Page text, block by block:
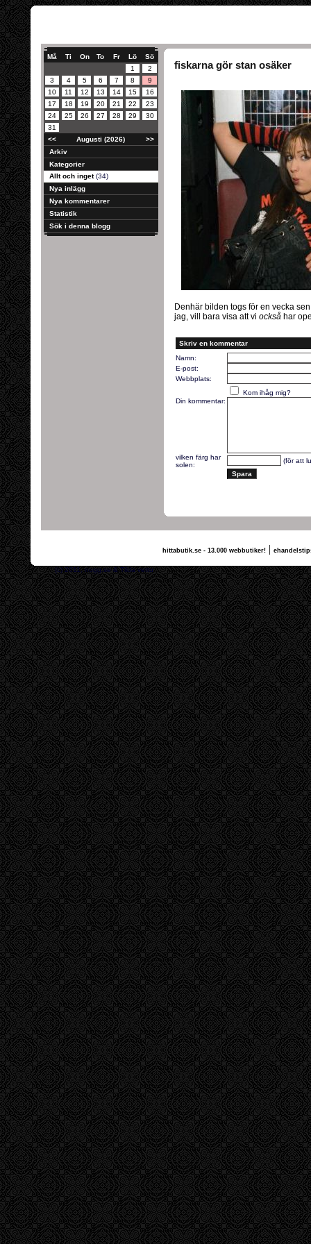
Må Ti On To Fr Lö
Sö
1
2
3
4 5 6 7 8
9
10
11 12 13 14 15
16
17
18 19 20 21 22
23
24
25 26 27 28 29
30
31
<<
Augusti (2026)
>>
Arkiv
Kategorier
Allt och inget(34)
Nya inlägg
Nya kommentarer
Statistik
Sök i denna blogg
fiskarna gör stan osäker
Denhär bilden togs för en vecka
jag, vill bara visa att vi ocksåhar
Skriv en kommentar
Namn:
E-post:
Webbplats:
Kom ihåg mig?
Din kommentar:
vilken färg har
solen:
(för att
hittabutik.se - 13.000 webbutiker!|
(c) 2011, nogg.se & Tilda vettu